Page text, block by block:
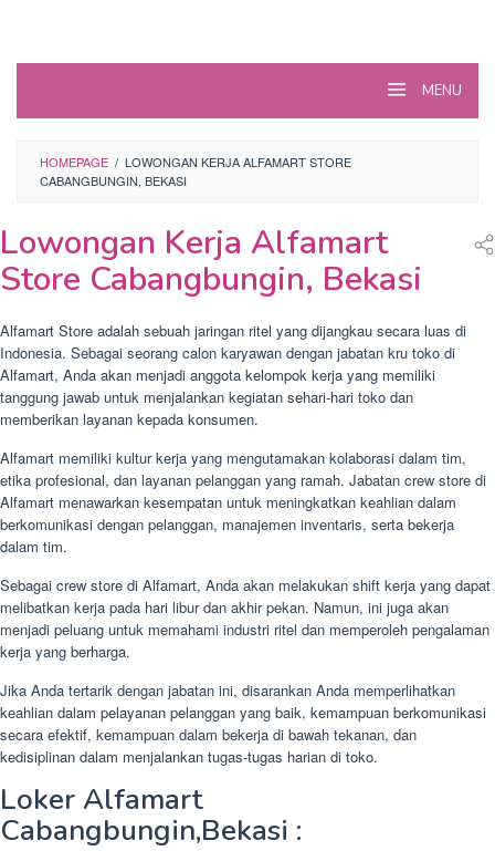
MENU
HOMEPAGE / LOWONGAN KERJA ALFAMART STORE
CABANGBUNGIN, BEKASI
Lowongan Kerja Alfamart
Store Cabangbungin, Bekasi
Alfamart Store adalah sebuah jaringan ritel yang dijangkau secara luas di
Indonesia. Sebagai seorang calon karyawan dengan jabatan kru toko di
Alfamart, Anda akan menjadi anggota kelompok kerja yang memiliki
tanggung jawab untuk menjalankan kegiatan sehari-hari toko dan
memberikan layanan kepada konsumen.
Alfamart memiliki kultur kerja yang mengutamakan kolaborasi dalam tim,
etika profesional, dan layanan pelanggan yang ramah. Jabatan crew store di
Alfamart menawarkan kesempatan untuk meningkatkan keahlian dalam
berkomunikasi dengan pelanggan, manajemen inventaris, serta bekerja
dalam tim.
Sebagai crew store di Alfamart, Anda akan melakukan shift kerja yang dapat
melibatkan kerja pada hari libur dan akhir pekan. Namun, ini juga akan
menjadi peluang untuk memahami industri ritel dan memperoleh pengalaman
kerja yang berharga.
Jika Anda tertarik dengan jabatan ini, disarankan Anda memperlihatkan
keahlian dalam pelayanan pelanggan yang baik, kemampuan berkomunikasi
secara efektif, kemampuan dalam bekerja di bawah tekanan, dan
kedisiplinan dalam menjalankan tugas-tugas harian di toko.
Loker Alfamart
Cabangbungin,Bekasi :